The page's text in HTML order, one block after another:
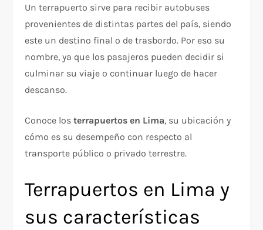
Un terrapuerto sirve para recibir autobuses
provenientes de distintas partes del país, siendo
este un destino final o de trasbordo. Por eso su
nombre, ya que los pasajeros pueden decidir si
culminar su viaje o continuar luego de hacer
descanso.
Conoce losterrapuertos en Lima, su ubicación y
cómo es su desempeño con respecto al
transporte público o privado terrestre.
Terrapuertos en Lima y
sus características